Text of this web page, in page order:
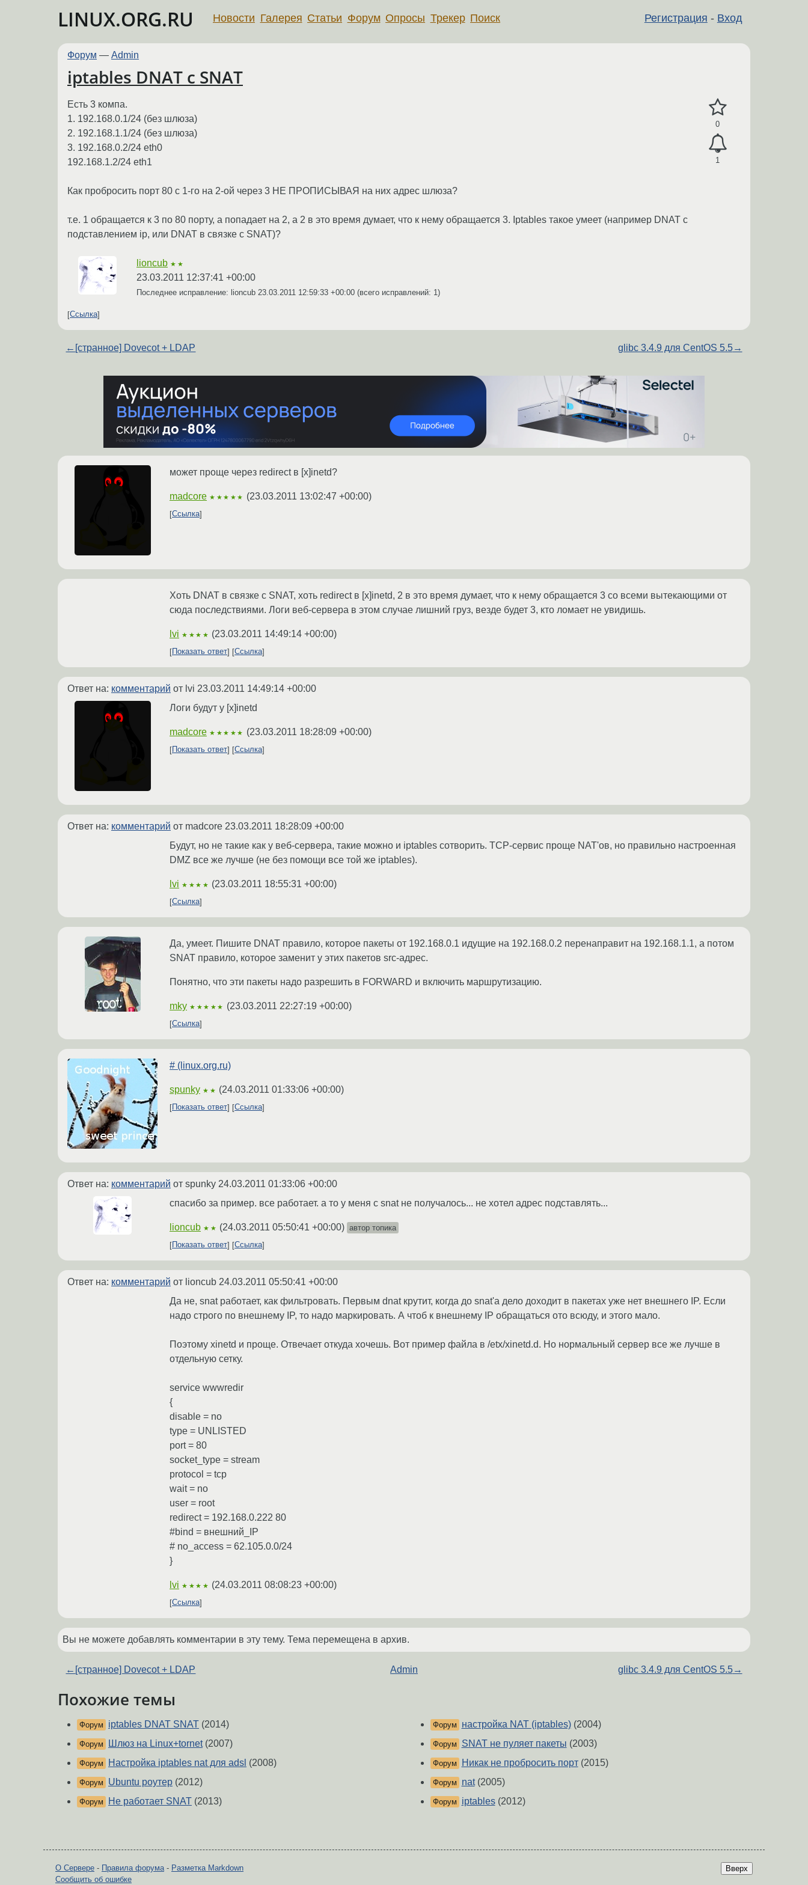
LINUX.ORG.RU Регистрация - Вход
Новости Галерея Статьи Форум Опросы Трекер Поиск
Форум — Admin
iptables DNAT c SNAT
0
1
Есть 3 компа.
1. 192.168.0.1/24 (без шлюза)
2. 192.168.1.1/24 (без шлюза)
3. 192.168.0.2/24 eth0
192.168.1.2/24 eth1
Как пробросить порт 80 с 1-го на 2-ой через 3 НЕ ПРОПИСЫВАЯ на них адрес шлюза?
т.е. 1 обращается к 3 по 80 порту, а попадает на 2, а 2 в это время думает, что к нему обращается 3. Iptables такое умеет (например DNAT с
подставлением ip, или DNAT в связке с SNAT)?
lioncub ★★
23.03.2011 12:37:41 +00:00
Последнее исправление: lioncub 23.03.2011 12:59:33 +00:00 (всего исправлений: 1)
Ссылка
← [странное] Dovecot + LDAP glibc 3.4.9 для CentOS 5.5→
может проще через redirect в [x]inetd?
madcore ★★★★★ (23.03.2011 13:02:47 +00:00)
Ссылка
Хоть DNAT в связке с SNAT, хоть redirect в [x]inetd, 2 в это время думает, что к нему обращается 3 со всеми вытекающими от
сюда последствиями. Логи веб-сервера в этом случае лишний груз, везде будет 3, кто ломает не увидишь.
lvi ★★★★ (23.03.2011 14:49:14 +00:00)
Показать ответ Ссылка
Ответ на: комментарий от lvi 23.03.2011 14:49:14 +00:00
Логи будут у [x]inetd
madcore ★★★★★ (23.03.2011 18:28:09 +00:00)
Показать ответ Ссылка
Ответ на: комментарий от madcore 23.03.2011 18:28:09 +00:00
Будут, но не такие как у веб-сервера, такие можно и iptables сотворить. TCP-сервис проще NAT'ов, но правильно настроенная
DMZ все же лучше (не без помощи все той же iptables).
lvi ★★★★ (23.03.2011 18:55:31 +00:00)
Ссылка
Да, умеет. Пишите DNAT правило, которое пакеты от 192.168.0.1 идущие на 192.168.0.2 перенаправит на 192.168.1.1, а потом
SNAT правило, которое заменит у этих пакетов src-адрес.
Понятно, что эти пакеты надо разрешить в FORWARD и включить маршрутизацию.
mky ★★★★★ (23.03.2011 22:27:19 +00:00)
Ссылка
# (linux.org.ru)
spunky ★★ (24.03.2011 01:33:06 +00:00)
Показать ответ Ссылка
Ответ на: комментарий от spunky 24.03.2011 01:33:06 +00:00
спасибо за пример. все работает. а то у меня с snat не получалось... не хотел адрес подставлять...
lioncub ★★ (24.03.2011 05:50:41 +00:00) автор топика
Показать ответ
Ссылка
Ответ на: комментарий от lioncub 24.03.2011 05:50:41 +00:00
Да не, snat работает, как фильтровать. Первым dnat крутит, когда до snat'а дело доходит в пакетах уже нет внешнего IP. Если
надо строго по внешнему IP, то надо маркировать. А чтоб к внешнему IP обращаться ото всюду, и этого мало.
Поэтому xinetd и проще. Отвечает откуда хочешь. Вот пример файла в /etx/xinetd.d. Но нормальный сервер все же лучше в
отдельную сетку.
service wwwredir
{
disable = no
type = UNLISTED
port = 80
socket_type = stream
protocol = tcp
wait = no
user = root
redirect = 192.168.0.222 80
#bind = внешний_IP
# no_access = 62.105.0.0/24
}
lvi ★★★★ (24.03.2011 08:08:23 +00:00)
Ссылка
Вы не можете добавлять комментарии в эту тему. Тема перемещена в архив.
← [странное] Dovecot + LDAP Admin glibc 3.4.9 для CentOS 5.5→
Похожие темы
Форум iptables DNAT SNAT (2014)
Форум Шлюз на Linux+tornet(2007)
Форум Настройка iptables nat для adsl (2008)
Форум Ubuntu роутер (2012)
Форум Не работает SNAT (2013)
Форум настройка NAT (iptables)(2004)
Форум SNAT не пуляет пакеты (2003)
Форум Никак не пробросить порт(2015)
Форум nat(2005)
Форум iptables(2012)
Вверх
О Сервере - Правила форума- Разметка Markdown
Сообщить об ошибке